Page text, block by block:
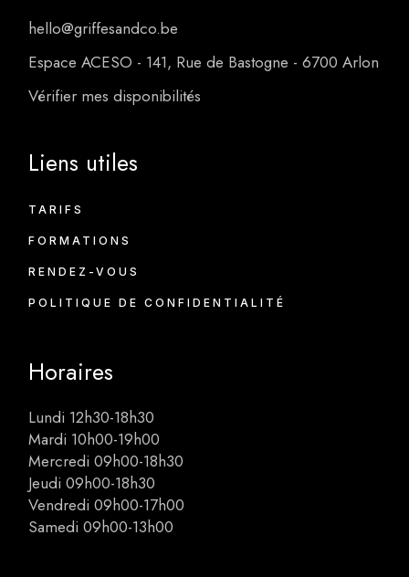
hello@griffesandco.be
Espace ACESO - 141, Rue de Bastogne - 6700 Arlon
Vérifier mes disponibilités
Liens utiles
TARIFS
FORMATIONS
RENDEZ-VOUS
POLITIQUE DE CONFIDENTIALITÉ
Horaires
Lundi 12h30-18h30
Mardi 10h00-19h00
Mercredi 09h00-18h30
Jeudi 09h00-18h30
Vendredi 09h00-17h00
Samedi 09h00-13h00